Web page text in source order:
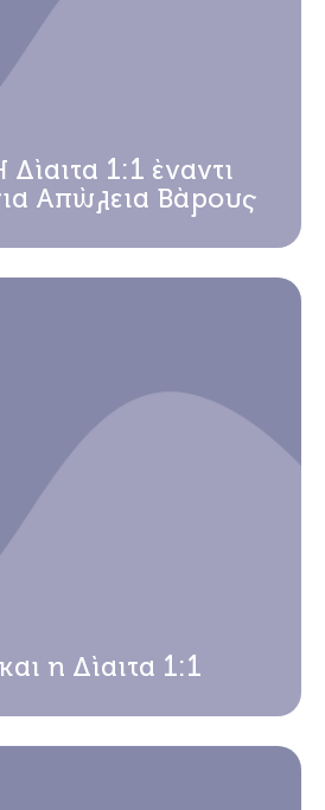
1:1 έναντι
Απώλεια Βάρους
η Δίαιτα 1:1